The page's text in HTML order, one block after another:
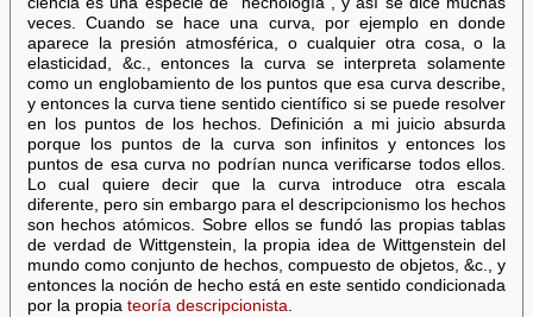
veces. Cuando se hace una curva, por ejemplo en donde
aparece la presión atmosférica, o cualquier otra cosa, o la
elasticidad, &c., entonces la curva se interpreta solamente
como un englobamiento de los puntos que esa curva describe,
y entonces la curva tiene sentido científico si se puede resolver
en los puntos de los hechos. Definición a mi juicio absurda
porque los puntos de la curva son infinitos y entonces los
puntos de esa curva no podrían nunca verificarse todos ellos.
Lo cual quiere decir que la curva introduce otra escala
diferente, pero sin embargo para el descripcionismo los hechos
son hechos atómicos. Sobre ellos se fundó las propias tablas
de verdad de Wittgenstein, la propia idea de Wittgenstein del
mundo como conjunto de hechos, compuesto de objetos, &c., y
entonces la noción de hecho está en este sentido condicionada
por la propia teoría descripcionista.